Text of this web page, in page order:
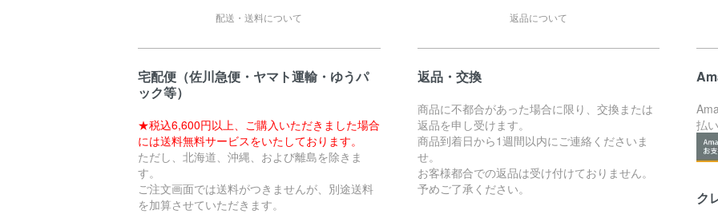
配送・送料について
宅配便（佐川急便・ヤマト運輸・ゆうパ
ック等）
★税込6,600円以上、ご購入いただきました場合
には送料無料サービスをいたしております。
ただし、北海道、沖縄、および離島を除きま
す。
ご注文画面では送料がつきませんが、別途送料
を加算させていただきます。
返品について
返品・交換
商品に不都合があった場合に限り、交換または
返品を申し受けます。
商品到着日から1週間以内にご連絡くださいま
せ。
お客様都合での返品は受け付けておりません。
予めご了承ください。
払
ク